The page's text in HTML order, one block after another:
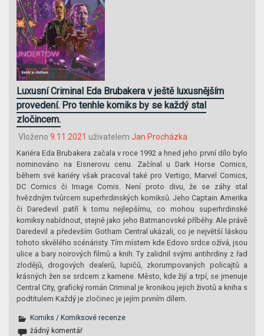
Luxusní Criminal Eda Brubakera v ještě luxusnějším
provedení. Pro tenhle komiks by se každý stal
zločincem.
Vloženo 9.11.2021 uživatelem Jan Procházka
Kariéra Eda Brubakera začala v roce 1992 a hned jeho první dílo bylo
nominováno na Eisnerovu cenu. Začínal u Dark Horse Comics,
během své kariéry však pracoval také pro Vertigo, Marvel Comics,
DC Comics či Image Comis. Není proto divu, že se záhy stal
hvězdným tvůrcem superhrdinských komiksů. Jeho Captain Amerika
či Daredevil patří k tomu nejlepšímu, co mohou superhrdinské
komiksy nabídnout, stejně jako jeho Batmanovské příběhy. Ale právě
Daredevil a především Gotham Central ukázali, co je největší láskou
tohoto skvělého scénáristy. Tím místem kde Edovo srdce ožívá, jsou
ulice a bary noirových filmů a knih. Ty zalidnil svými antihrdiny z řad
zlodějů, drogových dealerů, lupičů, zkorumpovaných policajtů a
krásných žen se srdcem z kamene. Město, kde žijí a trpí, se jmenuje
Central City, grafický román Criminal je kronikou jejich životů a kniha s
podtitulem Každý je zločinec je jejím prvním dílem.
Komiks /Komiksové recenze
žádný komentář